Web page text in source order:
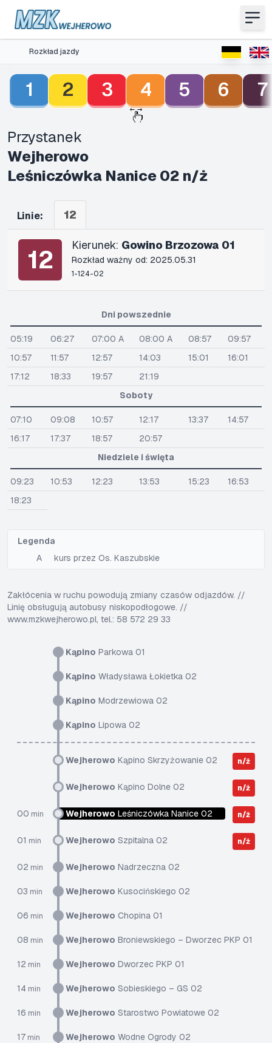
Rozkład jazdy
1 2 3 4 5 6 7
Przystanek
Wejherowo
Leśniczówka Nanice 02 n/ż
Linie: 12
12 Kierunek: Gowino Brzozowa 01
Rozkład ważny od: 2025.05.31
1-124-02
Kąpino Parkowa 01
Kąpino Władysława Łokietka 02
Kąpino Modrzewiowa 02
Kąpino Lipowa 02
Wejherowo Kąpino Skrzyżowanie 02 n/ż
Wejherowo Kąpino Dolne 02 n/ż
00 min Wejherowo Leśniczówka Nanice 02 n/ż
01 min Wejherowo Szpitalna 02 n/ż
02 min Wejherowo Nadrzeczna 02
03 min Wejherowo Kusocińskiego 02
06 min Wejherowo Chopina 01
08 min Wejherowo Broniewskiego – Dworzec PKP 01
12 min Wejherowo Dworzec PKP 01
14 min Wejherowo Sobieskiego – GS 02
16 min Wejherowo Starostwo Powiatowe 02
17 min Wejherowo Wodne Ogrody 02
Dni powszednie
05:19 06:27 07:00 A 08:00 A 08:57
09:57
10:57
11:57 12:57 14:03 15:01
16:01
17:12
18:33 19:57
21:19
Soboty
07:10 09:08 10:57 12:17 13:37
14:57
16:17
17:37 18:57
20:57
Niedziele i święta
09:23 10:53 12:23 13:53 15:23
16:53
18:23
Legenda
A
kurs przez Os. Kaszubskie
Zakłócenia w ruchu powodują zmiany czasów odjazdów. //
Linię obsługują autobusy niskopodłogowe. //
www.mzkwejherowo.pl, tel.: 58 572 29 33